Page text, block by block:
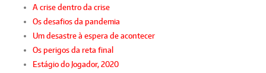
A crise dentro da crise
Os desafios da pandemia
Um desastre à espera de acontecer
Os perigos da reta final
Estágio do Jogador, 2020